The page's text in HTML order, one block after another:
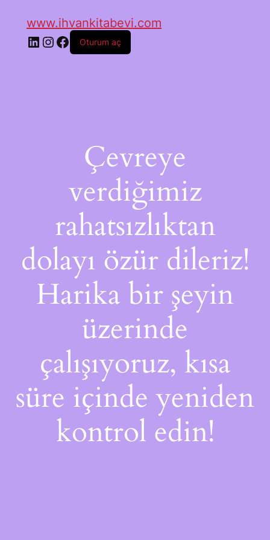
www.ihvankitabevi.com
Oturum aç
Çevreye
verdiğimiz
rahatsızlıktan
dolayı özür dileriz!
Harika bir şeyin
üzerinde
çalışıyoruz, kısa
süre içinde yeniden
kontrol edin!